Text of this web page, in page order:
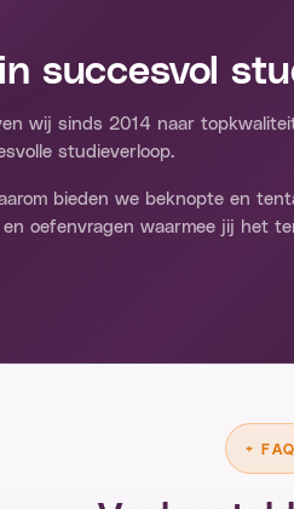
succesvol
wij sinds 2014 naar
studieverloop.
bieden we beknopte en
oefenvragen waarmee jij het
+FAQ